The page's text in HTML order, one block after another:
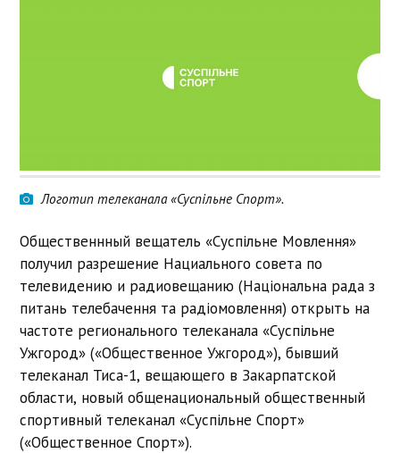
Логотип телеканала «Суспільне Спорт».
Общественнный вещатель «Суспільне Мовлення»
получил разрешение Нациального совета по
телевидению и радиовещанию (Національна рада з
питань телебачення та радіомовлення) открыть на
частоте регионального телеканала «Суспільне
Ужгород» («Общественное Ужгород»), бывший
телеканал Тиса-1, вещающего в Закарпатской
области, новый общенациональный общественный
спортивный телеканал «Суспільне Спорт»
(«Общественное Спорт»).